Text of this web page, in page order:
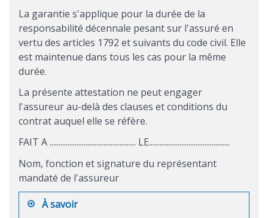
La garantie s'applique pour la durée de la
responsabilité décennale pesant sur l'assuré en
vertu des articles 1792 et suivants du code civil. Elle
est maintenue dans tous les cas pour la même
durée.
La présente attestation ne peut engager
l'assureur au-delà des clauses et conditions du
contrat auquel elle se réfère.
FAIT A ................................................ LE.............................................
Nom, fonction et signature du représentant
mandaté de l'assureur
À savoir